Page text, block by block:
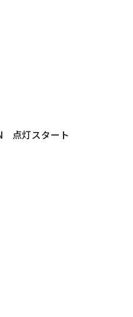
点灯スタート